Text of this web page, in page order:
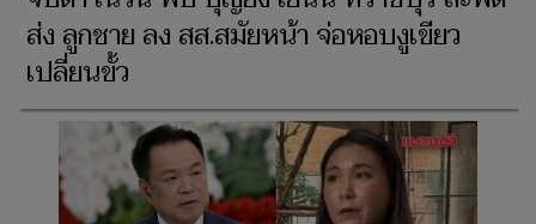
ส่ง ลูกชาย ลง สส.สมัยหน้า จ่อหอบงูเขียว
เปลี่ยนขั้ว